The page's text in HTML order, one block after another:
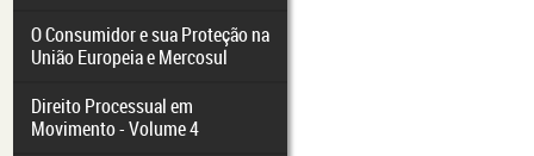
O Consumidor e sua Proteção na
União Europeia e Mercosul
Direito Processual em
Movimento - Volume 4